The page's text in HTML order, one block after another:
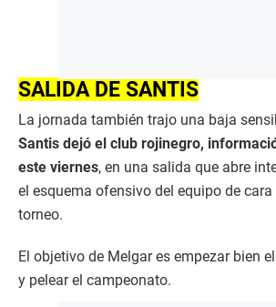
SALIDA DE SANTIS
La jornada también trajo una baja
Santis dejó el club rojinegro,
este viernes, en una salida que abre
el esquema ofensivo del equipo de cara
torneo.
El objetivo de Melgar es empezar bien el
y pelear el campeonato.